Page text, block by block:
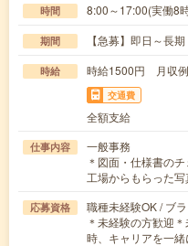
時間 8:00～17:00(実働8
期間 【急募】即日～長
時給 時給1500円 月収
交通費
全額支給
仕事内容
一般事務
＊図面・仕様書の
工場からもらった
応募資格
職種未経験OK / ブ
＊未経験の方歓迎
時、キャリアを一